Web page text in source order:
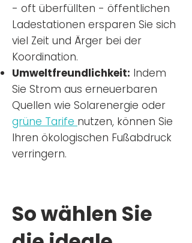
- oft überfüllten - öffentlichen
Ladestationen ersparen Sie sich
viel Zeit und Ärger bei der
Koordination.
Umweltfreundlichkeit: Indem
Sie Strom aus erneuerbaren
Quellen wie Solarenergie oder
grüne Tarife nutzen, können Sie
Ihren ökologischen Fußabdruck
verringern.
So wählen Sie